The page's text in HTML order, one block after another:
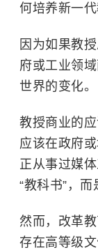
何培养新一代
因为如果教
府或工业领
世界的变化。
教授商业的
应该在政府
正从事过媒
“教科书”，而
然而，改革
存在高等级文